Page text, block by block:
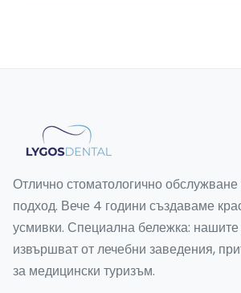
Отлично стоматологично
подход. Вече 4 години създаваме
усмивки. Специална бележка: нашите
извършват от лечебни заведения,
за медицински туризъм.